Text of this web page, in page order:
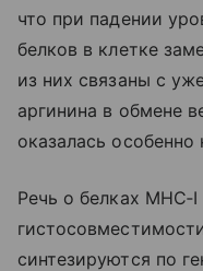
что при падении
белков в клетке
из них связаны с
аргинина в обмене
оказалась
Речь о белках
синтезируются по